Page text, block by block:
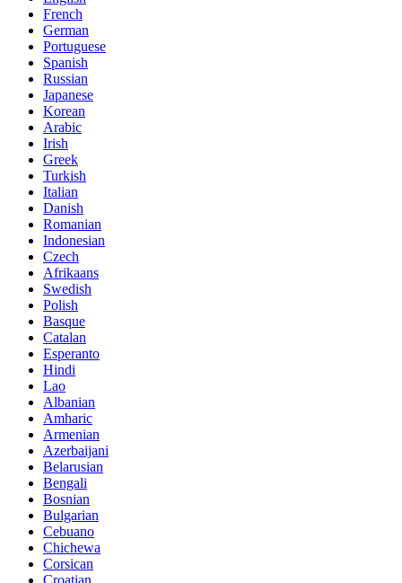
French
German
Portuguese
Spanish
Russian
Japanese
Korean
Arabic
Irish
Greek
Turkish
Italian
Danish
Romanian
Indonesian
Czech
Afrikaans
Swedish
Polish
Basque
Catalan
Esperanto
Hindi
Lao
Albanian
Amharic
Armenian
Azerbaijani
Belarusian
Bengali
Bosnian
Bulgarian
Cebuano
Chichewa
Corsican
Croatian